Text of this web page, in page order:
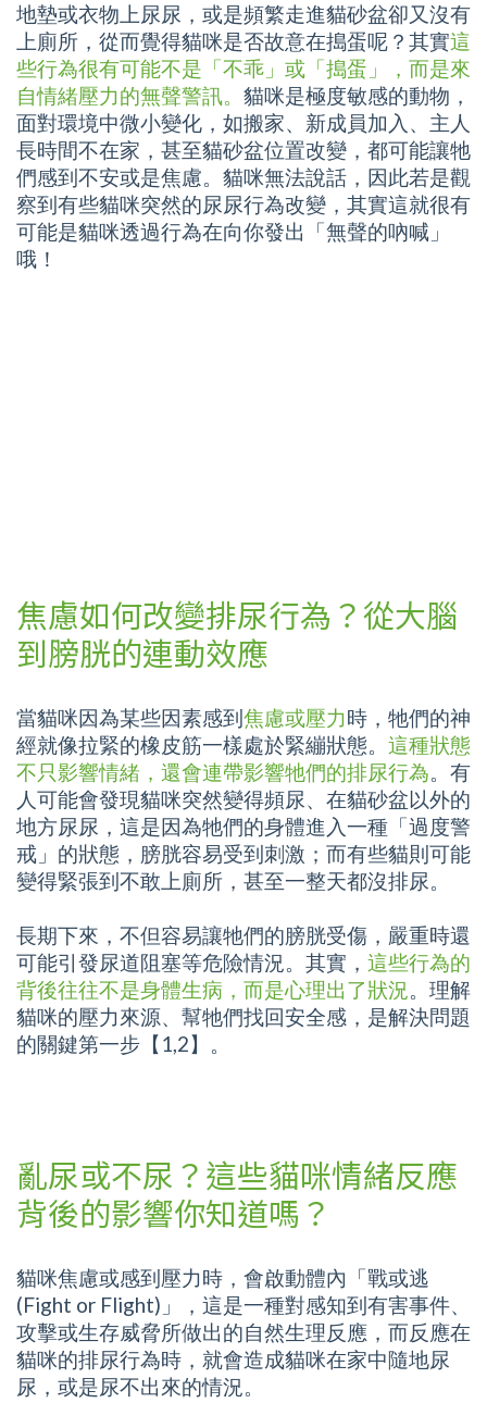
地墊或衣物上尿尿，或是頻繁走進貓砂盆卻又沒有
上廁所，從而覺得貓咪是否故意在搗蛋呢？其實這
些行為很有可能不是「不乖」或「搗蛋」，而是來
自情緒壓力的無聲警訊。 貓咪是極度敏感的動物，
面對環境中微小變化，如搬家、新成員加入、主人
長時間不在家，甚至貓砂盆位置改變，都可能讓牠
們感到不安或是焦慮。貓咪無法說話，因此若是觀
察到有些貓咪突然的尿尿行為改變，其實這就很有
可能是貓咪透過行為在向你發出「無聲的吶喊」
哦！
焦慮如何改變排尿行為？從大腦
到膀胱的連動效應
當貓咪因為某些因素感到焦慮或壓力時，牠們的神
經就像拉緊的橡皮筋一樣處於緊繃狀態。 這種狀態
不只影響情緒，還會連帶影響牠們的排尿行為。有
人可能會發現貓咪突然變得頻尿、在貓砂盆以外的
地方尿尿，這是因為牠們的身體進入一種「過度警
戒」的狀態，膀胱容易受到刺激；而有些貓則可能
變得緊張到不敢上廁所，甚至一整天都沒排尿。
長期下來，不但容易讓牠們的膀胱受傷，嚴重時還
可能引發尿道阻塞等危險情況。其實， 這些行為的
背後往往不是身體生病，而是心理出了狀況。理解
貓咪的壓力來源、幫牠們找回安全感，是解決問題
的關鍵第一步【1,2】。
亂尿或不尿？這些貓咪情緒反應
背後的影響你知道嗎？
貓咪焦慮或感到壓力時，會啟動體內「戰或逃
(Fight or Flight)」，這是一種對感知到有害事件、
攻擊或生存威脅所做出的自然生理反應，而反應在
貓咪的排尿行為時，就會造成貓咪在家中隨地尿
尿，或是尿不出來的情況。